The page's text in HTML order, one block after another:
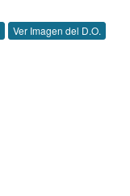
Ver Imagen del D.O.